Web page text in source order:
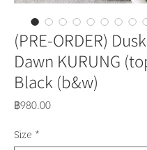
(PRE-ORDER)
Dawn KURUNG
Black (b&w)
฿980.00ราคา
Size *